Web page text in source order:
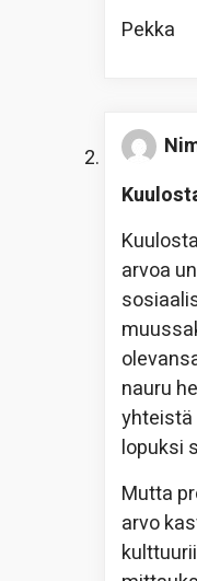
Pekka
arvoa
nauru
yhteistä
lopuksi
Mutta
arvo